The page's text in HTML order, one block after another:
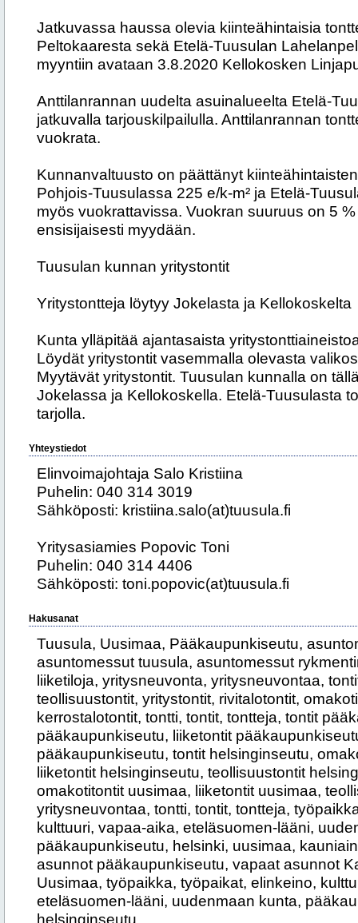
Jatkuvassa haussa olevia kiinteähintaisia
Peltokaaresta sekä Etelä-Tuusulan
myyntiin avataan 3.8.2020 Kellokosken
Anttilanrannan uudelta asuinalueelta Etelä-
jatkuvalla tarjouskilpailulla. Anttilanrannan
vuokrata.
Kunnanvaltuusto on päättänyt
Pohjois-Tuusulassa 225 e/k-m² ja Etelä-
myös vuokrattavissa. Vuokran suuruus on 5
ensisijaisesti myydään.
Tuusulan kunnan yritystontit
Yritystontteja löytyy Jokelasta ja Kellokoskelta
Kunta ylläpitää ajantasaista
Löydät yritystontit vasemmalla olevasta
Myytävät yritystontit. Tuusulan kunnalla on
Jokelassa ja Kellokoskella. Etelä-Tuusulasta
tarjolla.
Yhteystiedot
Elinvoimajohtaja Salo Kristiina
Puhelin: 040 314 3019
Sähköposti: kristiina.salo(at)tuusula.fi
Yritysasiamies Popovic Toni
Puhelin: 040 314 4406
Sähköposti: toni.popovic(at)tuusula.fi
Hakusanat
Tuusula, Uusimaa, Pääkaupunkiseutu,
asuntomessut tuusula, asuntomessut
liiketiloja, yritysneuvonta, yritysneuvontaa,
teollisuustontit, yritystontit, rivitalotontit,
kerrostalotontit, tontti, tontit, tontteja, tontit
pääkaupunkiseutu, liiketontit
pääkaupunkiseutu, tontit helsinginseutu,
liiketontit helsinginseutu, teollisuustontit
omakotitontit uusimaa, liiketontit uusimaa,
yritysneuvontaa, tontti, tontit, tontteja,
kulttuuri, vapaa-aika, eteläsuomen-lääni,
pääkaupunkiseutu, helsinki, uusimaa,
asunnot pääkaupunkiseutu, vapaat asunnot
Uusimaa, työpaikka, työpaikat, elinkeino,
eteläsuomen-lääni, uudenmaan kunta,
helsinginseutu